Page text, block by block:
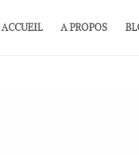
ACCUEIL A PROPOS